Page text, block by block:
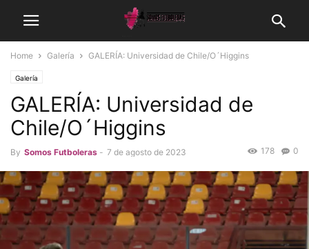
Home Galería GALERÍA: Universidad de Chile/O´Higgins
Galería
GALERÍA: Universidad de
Chile/O´Higgins
By Somos Futboleras - 7 de agosto de 2023 0
178